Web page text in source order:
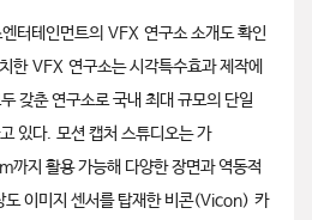
터테인먼트의 VFX 연구소 소개도 확인
한 VFX 연구소는 시각특수효과 제작에
갖춘 연구소로 국내 최대 규모의 단일
있다. 모션 캡처 스튜디오는 가
지 활용 가능해 다양한 장면과 역동적
도 이미지 센서를 탑재한 비콘(Vicon) 카